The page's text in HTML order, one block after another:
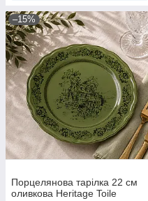
–15%
Порцелянова тарілка 22 см
оливкова Heritage Toile